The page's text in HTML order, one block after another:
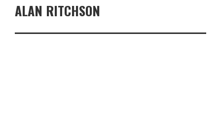
ALAN RITCHSON